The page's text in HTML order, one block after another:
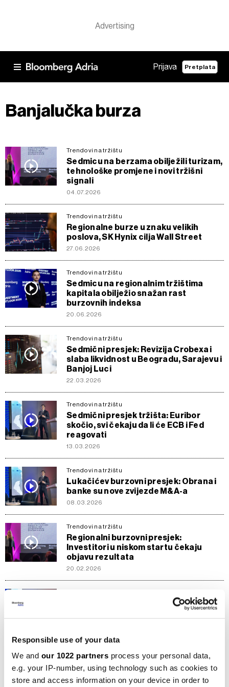
Responsible use of your data
We and our 1022 partners process your personal data,
e.g. your IP-number, using technology such as cookies to
store and access information on your device in order to
Prijava Pretplata
Banjalučka burza
Trendovi na tržištu
Sedmicu na berzama obilježili turizam,
tehnološke promjene i novi tržišni
signali
04.07.2026
Trendovi na tržištu
Regionalne burze u znaku velikih
poslova, SK Hynix cilja Wall Street
27.06.2026
Trendovi na tržištu
Sedmicu na regionalnim tržištima
kapitala obilježio snažan rast
burzovnih indeksa
20.06.2026
Trendovi na tržištu
Sedmični presjek: Revizija Crobexa i
slaba likvidnost u Beogradu, Sarajevu i
Banjoj Luci
22.03.2026
Trendovi na tržištu
Sedmični presjek tržišta: Euribor
skočio, svi čekaju da li će ECB i Fed
reagovati
13.03.2026
Trendovi na tržištu
Lukačićev burzovni presjek: Obrana i
banke su nove zvijezde M&A-a
08.03.2026
Trendovi na tržištu
Regionalni burzovni presjek:
Investitori u niskom startu čekaju
objavu rezultata
20.02.2026
Lukačićev tjedni presjek: Slovenska
burza leti, metali padaju - što čeka
Trendovi na tržištu
Blažekovićev tjedni presjek - rekordna
Krka i preuzimanje Dijamanta